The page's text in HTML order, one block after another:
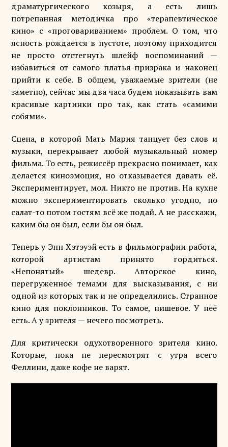
драматургического козыря, а есть лишь
потрепанная методичка про «терапевтическое
кино» с «проговариванием» проблем. О том, что
ясность рождается в пустоте, поэтому приходится
не просто отстегнуть шлейф воспоминаний —
избавиться от самого платья-призрака и наконец
прийти к себе. В общем, уважаемые зрители (не
заметно), сейчас мы два часа будем показывать вам
красивые картинки про так, как стать «самими
собями».
Сцена, в которой Мать Мария танцует без слов и
музыки, перекрывает любой музыкальный номер
фильма. То есть, режиссёр прекрасно понимает, как
делается киноэмоция, но отказывается давать её.
Экспериментирует, мол. Никто не против. На кухне
можно экспериментировать сколько угодно, но
салат-то потом гостям всё же подай. А не расскажи,
каким бы он был, если бы он был.
Теперь у Энн Хэтэуэй есть в фильмографии работа,
которой артистам принято гордиться.
«Непонятый» шедевр. Авторское кино,
перегруженное темами для высказывания, с ни
одной из которых так и не определились. Странное
кино для поклонников. То самое, нишевое. У неё
есть. А у зрителя — нечего посмотреть.
Для критически одухотворенного зрителя кино.
Которые, пока не пересмотрят с утра всего
Феллини, даже кофе не варят.